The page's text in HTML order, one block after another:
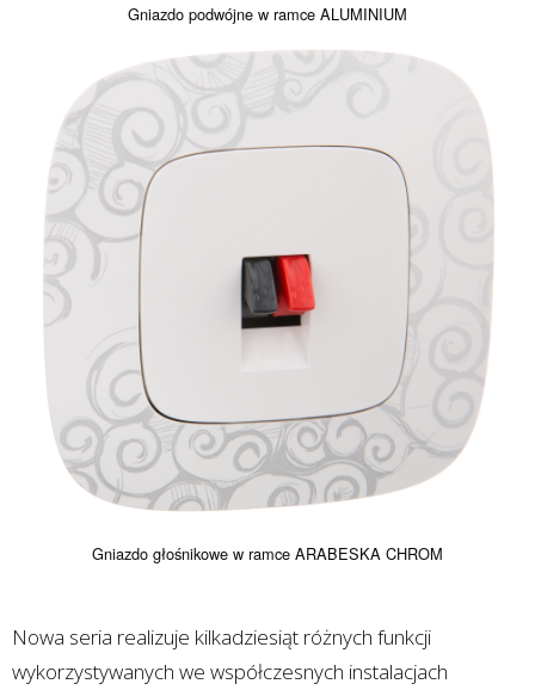
Gniazdo podwójne w ramce ALUMINIUM
Gniazdo głośnikowe w ramce ARABESKA CHROM
Nowa seria realizuje kilkadziesiąt różnych funkcji
wykorzystywanych we współczesnych instalacjach